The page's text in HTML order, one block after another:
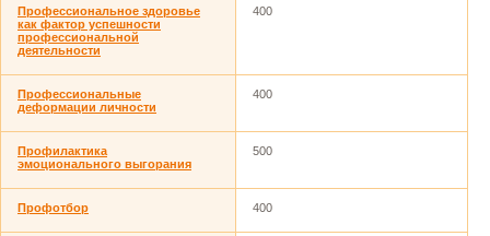
Профессиональное здоровье
как фактор успешности
профессиональной
деятельности
400
Профессиональные
деформации личности
400
Профилактика
эмоционального выгорания
500
Профотбор 400